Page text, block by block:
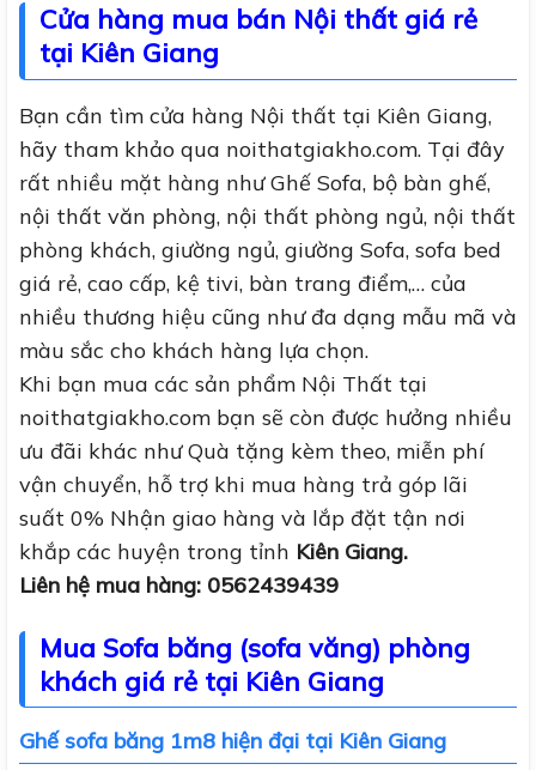
Cửa hàng mua bán Nội thất giá rẻ
tại Kiên Giang
Bạn cần tìm cửa hàng Nội thất tại Kiên Giang,
hãy tham khảo qua noithatgiakho.com. Tại đây
rất nhiều mặt hàng như Ghế Sofa, bộ bàn ghế,
nội thất văn phòng, nội thất phòng ngủ, nội thất
phòng khách, giường ngủ, giường Sofa, sofa bed
giá rẻ, cao cấp, kệ tivi, bàn trang điểm,… của
nhiều thương hiệu cũng như đa dạng mẫu mã và
màu sắc cho khách hàng lựa chọn.
Khi bạn mua các sản phẩm Nội Thất tại
noithatgiakho.com bạn sẽ còn được hưởng nhiều
ưu đãi khác như Quà tặng kèm theo, miễn phí
vận chuyển, hỗ trợ khi mua hàng trả góp lãi
suất 0% Nhận giao hàng và lắp đặt tận nơi
khắp các huyện trong tỉnh Kiên Giang.
Liên hệ mua hàng: 0562439439
Mua Sofa băng (sofa văng) phòng
khách giá rẻ tại Kiên Giang
Ghế sofa băng 1m8 hiện đại tại Kiên Giang